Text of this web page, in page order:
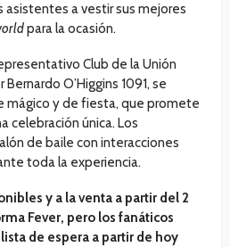
asistentes a vestir sus mejores
para la ocasión.
Club de la Unión
O’Higgins 1091, se
mágico y de fiesta, que promete
celebración única. Los
de baile con interacciones
toda la experiencia.
y a la venta a partir del 2
Fever, pero los fanáticos
de espera a partir de hoy